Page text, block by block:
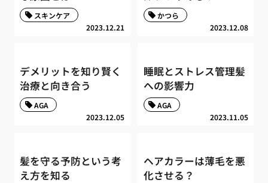
2023.12.21
スキンケア
2023.12.08
かつら
デメリットを知り賢く
治療と向き合う
2023.12.05
AGA
睡眠とストレス管理髪
への影響力
2023.11.05
AGA
髪を守る予防という考
え方を知る
ヘアカラーは薄毛を悪
化させる？